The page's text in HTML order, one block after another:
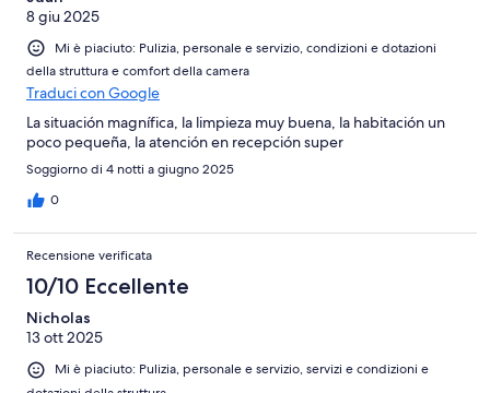
8 giu 2025
Mi è piaciuto: Pulizia, personale e servizio, condizioni e dotazioni
della struttura e comfort della camera
Traduci con Google
La situación magnífica, la limpieza muy buena, la habitación un
poco pequeña, la atención en recepción super
Soggiorno di 4 notti a giugno 2025
0
Recensione verificata
10/10 Eccellente
Nicholas
13 ott 2025
Mi è piaciuto: Pulizia, personale e servizio, servizi e condizioni e